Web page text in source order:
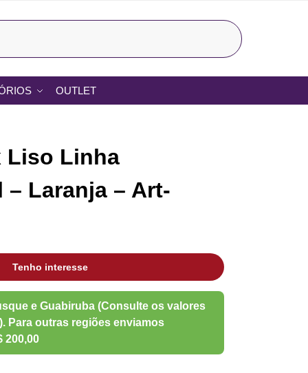
Pesquisar
OUTLET
Liso Linha
Laranja – Art-
Tenho interesse